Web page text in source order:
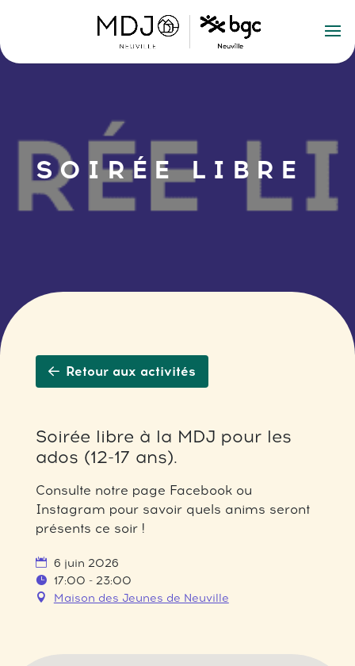
SOIRÉE LIBRE
Retour aux activités
Soirée libre à la MDJ pour les
ados (12-17 ans).
Consulte notre page Facebook ou
Instagram pour savoir quels anims seront
présents ce soir !
6 juin 2026
17:00 - 23:00
Maison des Jeunes de Neuville